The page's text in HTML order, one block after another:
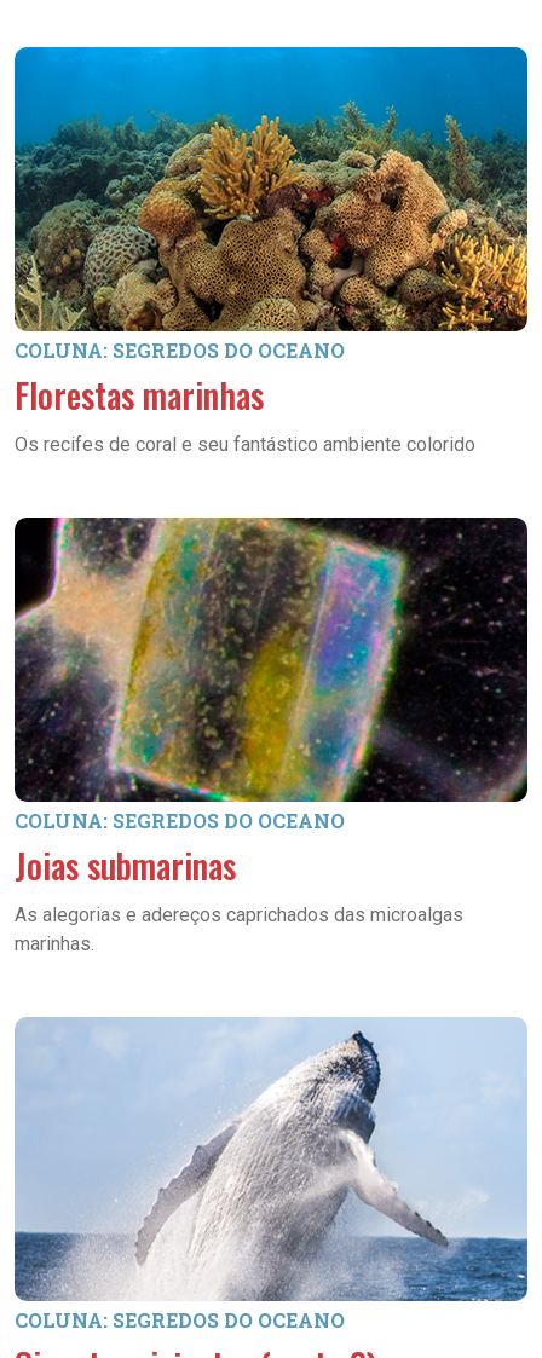
COLUNA: SEGREDOS DO OCEANO
Florestas marinhas
Os recifes de coral e seu fantástico ambiente colorido
COLUNA: SEGREDOS DO OCEANO
Joias submarinas
As alegorias e adereços caprichados das microalgas
marinhas.
COLUNA: SEGREDOS DO OCEANO